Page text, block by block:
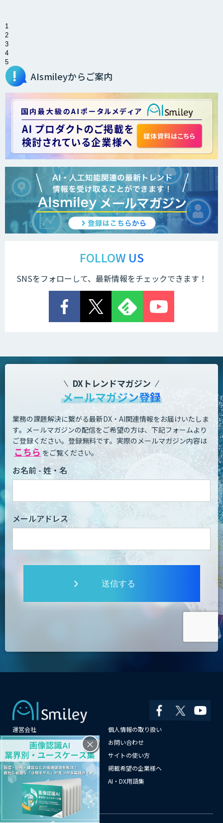
1
2
3
4
5
AIsmileyからご案内
FOLLOW US
SNSをフォローして、最新情報をチェックできます！
DXトレンドマガジン
メールマガジン登録
業務の課題解決に繋がる最新DX・AI関連情報をお届けいたしま
す。 メールマガジンの配信をご希望の方は、下記フォームより
ご登録ください。登録無料です。 実際のメールマガジン内容は
こちら をご覧ください。
お名前 - 姓・名
メールアドレス
送信する
運営会社
個人情報の取り扱い
よくある質問
お問い合わせ
メールマガジン登録
サイトの使い方
情報提供はこちらから
掲載希望の企業様へ
AI企業一覧
AI・DX用語集
サイトマップ
×